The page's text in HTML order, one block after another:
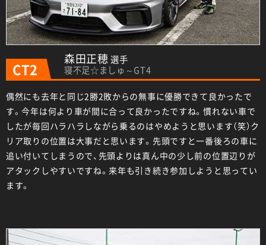
CT2
森田正穂選手
寝不足☆ましゅ～GT4
偶然にも去年と同じ2勝2敗からの無事に優勝できて良かったで
す。今年は何より車が間に合って良かったですね。慣れない車で
したが毎回ハラハラしながら乗るのはやめようと思います（笑）ク
リア取りの位置は大事だと思います。先頭ですと一番後ろの車に
追い付いてしまうので、先頭よりは真ん中の少し前の位置辺りが
アタックしやすいですね。来年も引き続き参加しようと思ってい
ます。